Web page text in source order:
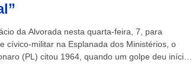
da Alvorada nesta quarta-feira, 7, para
cívico-militar na Esplanada dos Ministérios, o
(PL) citou 1964, quando um golpe deu início